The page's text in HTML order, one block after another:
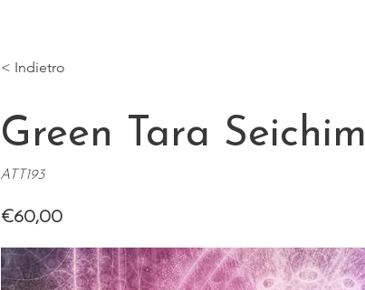
< Indietro
Green Tara Seichim
ATT193
€60,00